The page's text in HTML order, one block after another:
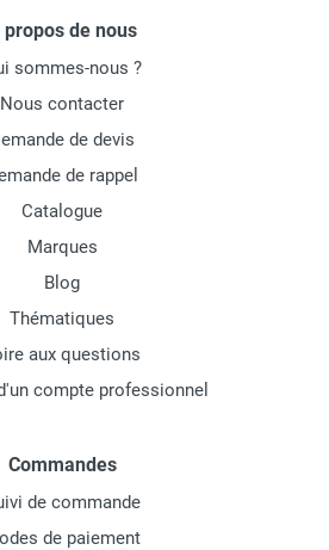
propos de nous
sommes-nous ?
Nous contacter
de devis
de rappel
Catalogue
Marques
Blog
Thématiques
aux questions
compte professionnel
Commandes
de commande
de paiement